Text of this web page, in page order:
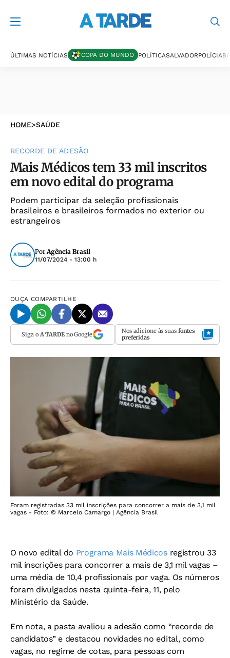
ÚLTIMAS NOTÍCIAS COPA DO MUNDO POLÍTICASALVADORPOLÍCIA
HOME>SAÚDE
RECORDE DE ADESÃO
Mais Médicos tem 33 mil inscritos
em novo edital do programa
Podem participar da seleção profissionais
brasileiros e brasileiros formados no exterior ou
estrangeiros
PorAgência Brasil
11/07/2024 - 13:00 h
OUÇA COMPARTILHE
Siga o A TARDEno Google Nos adicione às suas fontes
preferidas
Foram registradas 33 mil inscrições para concorrer a mais de 3,1 mil
vagas - Foto: © Marcelo Camargo | Agência Brasil
O novo edital do Programa Mais Médicosregistrou 33
mil inscrições para concorrer a mais de 3,1 mil vagas –
uma média de 10,4 profissionais por vaga. Os números
foram divulgados nesta quinta-feira, 11, pelo
Ministério da Saúde.
Em nota, a pasta avaliou a adesão como “recorde de
candidatos” e destacou novidades no edital, como
vagas, no regime de cotas, para pessoas com